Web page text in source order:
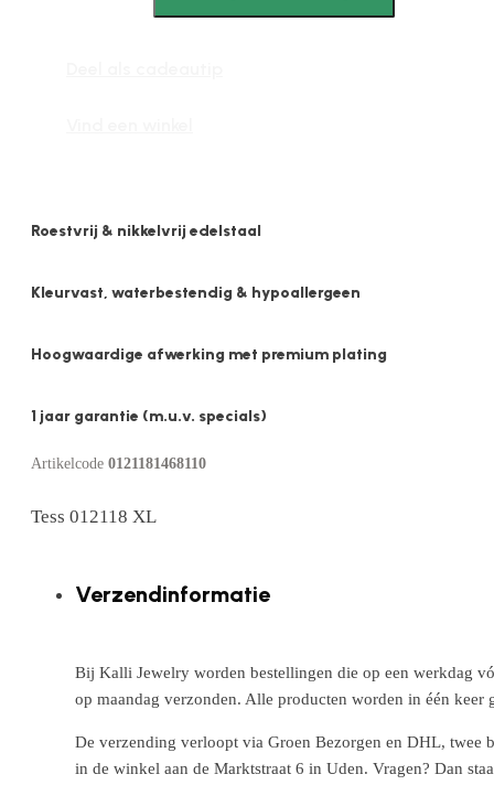
Roestvrij & nikkelvrij edelstaal
Kleurvast, waterbestendig & hypoallergeen
Hoogwaardige afwerking met premium plating
1 jaar garantie (m.u.v. specials)
Artikelcode 0121181468110
Tess 012118 XL
Verzendinformatie
Bij Kalli Jewelry worden bestellingen die op een werkdag
op maandag verzonden. Alle producten worden in één
De verzending verloopt via Groen Bezorgen en DHL, twee
in de winkel aan de Marktstraat 6 in Uden. Vragen? Dan